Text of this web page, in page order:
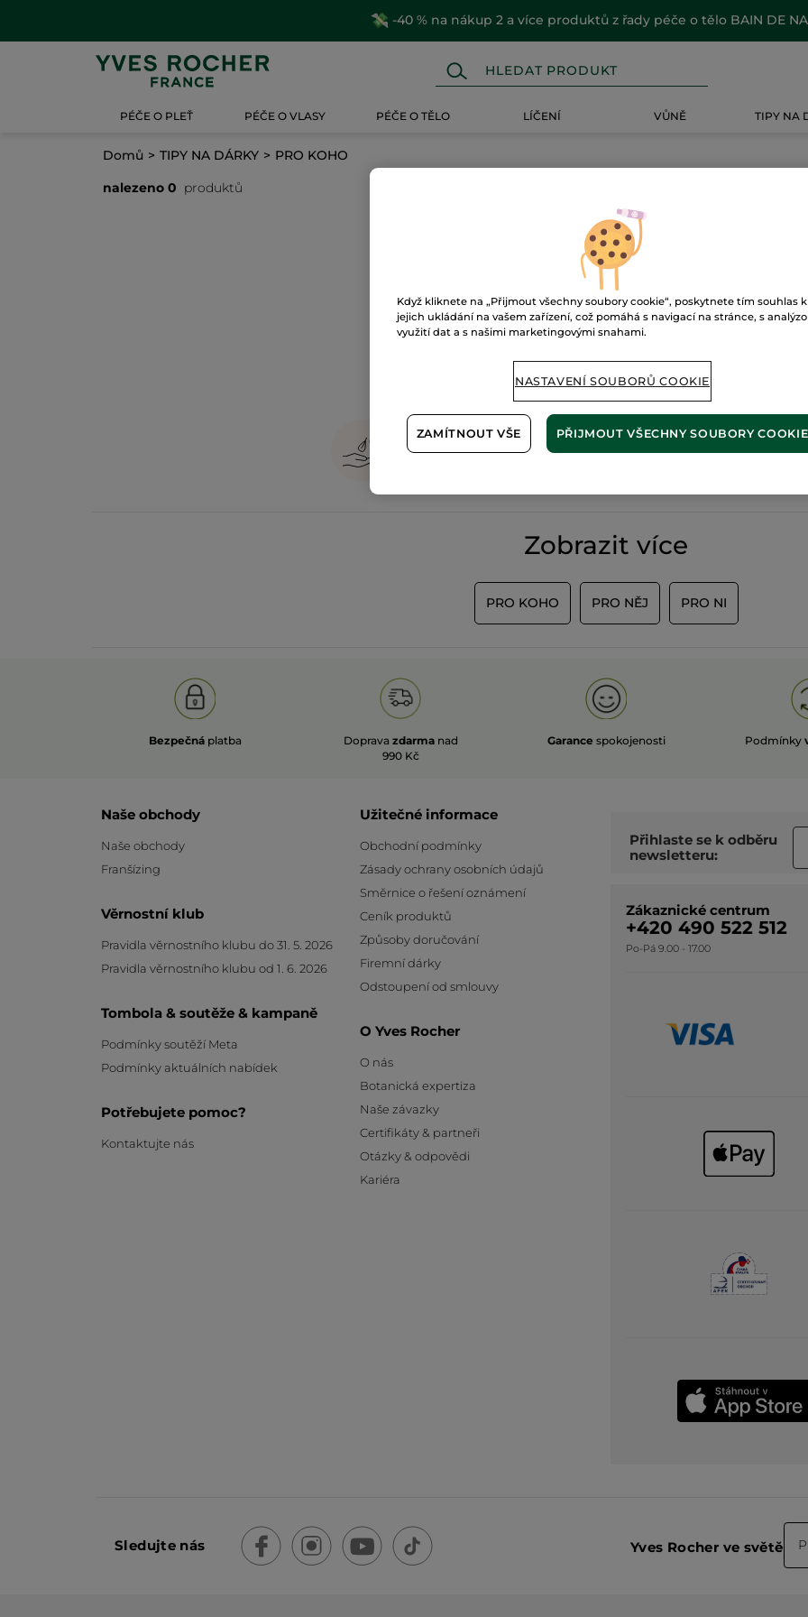
-40 % na nákup 2 a více produktů z řady péče o tělo BAIN DE
PÉČE O PLEŤ PÉČE O VLASY PÉČE O TĚLO LÍČENÍ VŮNĚ TIPY NA
Domů TIPY NA DÁRKY
PRO KOHO
nalezeno 0 produktů
100%rostlinné
extrakty
60
Zobrazit více
PRO KOHO PRO NĚJ PRO NI
Bezpečná platba Doprava zdarma nad
990 Kč
Garance spokojenosti Podmínky
Naše obchody
Naše obchody
Franšízing
Věrnostní klub
Pravidla věrnostního klubu do 31. 5. 2026
Pravidla věrnostního klubu od 1. 6. 2026
Tombola & soutěže & kampaně
Podmínky soutěží Meta
Podmínky aktuálních nabídek
Potřebujete pomoc?
Kontaktujte nás
Užitečné informace
Obchodní podmínky
Zásady ochrany osobních údajů
Směrnice o řešení oznámení
Ceník produktů
Způsoby doručování
Firemní dárky
Odstoupení od smlouvy
O Yves Rocher
O nás
Botanická expertiza
Naše závazky
Certifikáty & partneři
Otázky & odpovědi
Kariéra
Přihlaste se k odběru
newsletteru:
Zákaznické centrum
+420 490 522 512
Po-Pá 9.00 - 17.00
Sledujte nás Yves Rocher ve světě
Když kliknete na „Přijmout všechny soubory cookie“, poskytnete tím souhlas k
jejich ukládání na vašem zařízení, což pomáhá s navigací na stránce, s
využití dat a s našimi marketingovými snahami.
NASTAVENÍ SOUBORŮ COOKIE
ZAMÍTNOUT VŠE PŘIJMOUT VŠECHNY SOUBORY COOKIE